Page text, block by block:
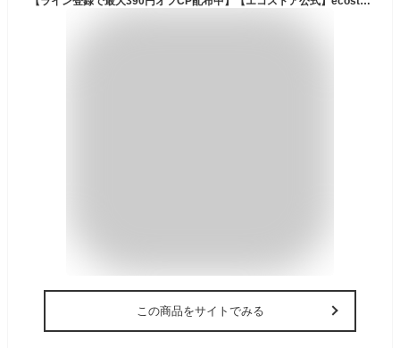
この商品をサイトでみる